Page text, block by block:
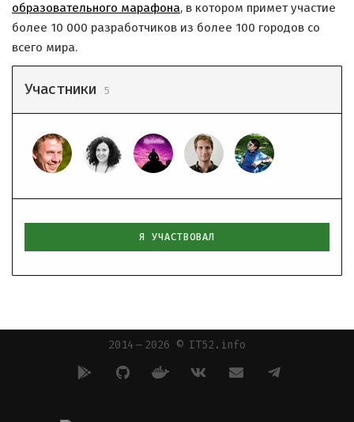
образовательного марафона, в котором примет участие
более 10 000 разработчиков из более 100 городов со
всего мира.
Участники 5
Я УЧАСТВОВАЛ
2014 — 2026 © IT52.info